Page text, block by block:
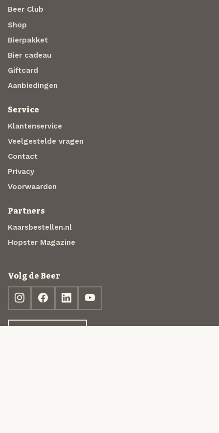
Beer Club
Shop
Bierpakket
Bier cadeau
Giftcard
Aanbiedingen
Service
Klantenservice
Veelgestelde vragen
Contact
Privacy
Voorwaarden
Partners
Kaarsbestellen.nl
Hopster Magazine
Volg de Beer